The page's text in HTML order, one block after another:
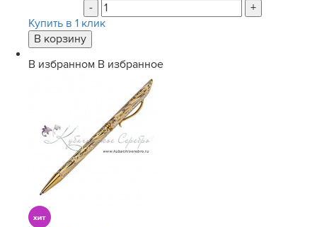
-
+
Купить в 1 клик
В избранном В избранное